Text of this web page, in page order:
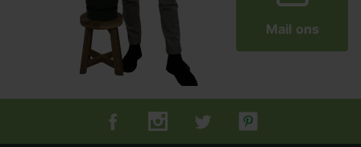
Mail ons
Tuincentrum.nl op Facebook
Tuincentrum.nl op Instagram
Tuincentrum.nl op Twitter
Tuincentrum.nl op